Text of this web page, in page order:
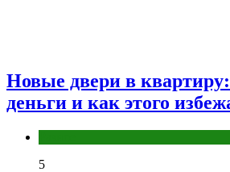
Новые двери в
деньги и как этого
5